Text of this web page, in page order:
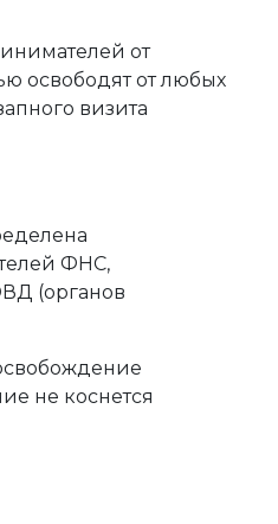
от
освободят от любых
визита
ФНС,
(органов
не коснется